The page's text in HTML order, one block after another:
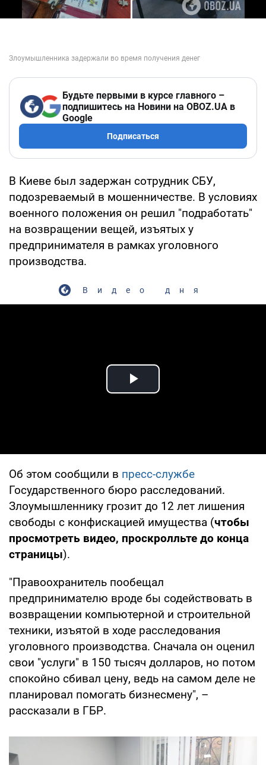
Будьте первыми в курсе главного –
подпишитесь на Новини на OBOZ.UA в
Google
Подписаться
В Киеве был задержан сотрудник СБУ,
подозреваемый в мошенничестве. В условиях
военного положения он решил "подработать"
на возвращении вещей, изъятых у
предпринимателя в рамках уголовного
производства.
Видео дня
Play Video
Об этом сообщили в пресс-службе
Государственного бюро расследований.
Злоумышленнику грозит до 12 лет лишения
свободы с конфискацией имущества (чтобы
просмотреть видео, проскролльте до конца
страницы).
"Правоохранитель пообещал
предпринимателю вроде бы содействовать в
возвращении компьютерной и строительной
техники, изъятой в ходе расследования
уголовного производства. Сначала он оценил
свои "услуги" в 150 тысяч долларов, но потом
спокойно сбивал цену, ведь на самом деле не
планировал помогать бизнесмену", –
рассказали в ГБР.